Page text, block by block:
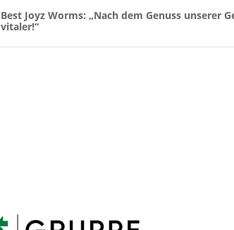
Best Joyz Worms: „Nach dem Genuss unserer
vitaler!“